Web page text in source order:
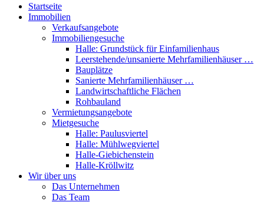
Startseite
Immobilien
Verkaufsangebote
Immobiliengesuche
Halle: Grundstück für Einfamilienhaus
Leerstehende/unsanierte Mehrfamilienhäuser …
Bauplätze
Sanierte Mehrfamilienhäuser …
Landwirtschaftliche Flächen
Rohbauland
Vermietungsangebote
Mietgesuche
Halle: Paulusviertel
Halle: Mühlwegviertel
Halle-Giebichenstein
Halle-Kröllwitz
Wir über uns
Das Unternehmen
Das Team